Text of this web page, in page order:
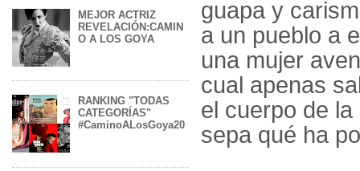
MEJOR ACTRIZ
REVELACIÓN:CAMIN
O A LOS GOYA
RANKING "TODAS
CATEGORÍAS"
#CaminoALosGoya20
guapa y
a un pueblo a
una mujer
cual apenas
el cuerpo de
sepa qué ha